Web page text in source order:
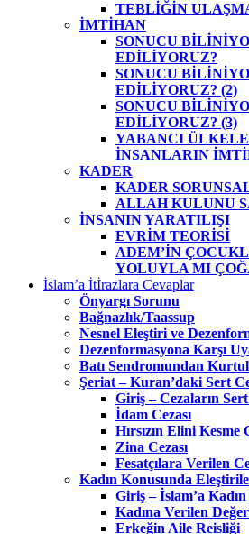
TEBLİĞİN
İMTİHAN
SONUCU
EDİLİYORUZ?
SONUCU
EDİLİYORUZ? (2)
SONUCU
EDİLİYORUZ? (3)
YABANCI
İNSANLARIN
KADER
KADER
ALLAH KULUNU
İNSANIN YARATILIŞI
EVRİM TEORİSİ
ADEM’İN
YOLUYLA MI
İslam’a İtİrazlara Cevaplar
Önyargı Sorunu
Bağnazlık/Taassup
Nesnel Eleştiri ve
Dezenformasyona Karşı
Batı Sendromundan
Şeriat – Kuran’daki Sert
Giriş – Cezaların
İdam Cezası
Hırsızın Elini Kesme
Zina Cezası
Fesatçılara Verilen
Kadın Konusunda
Giriş – İslam’a
Kadına Verilen
Erkeğin Aile Reisliği